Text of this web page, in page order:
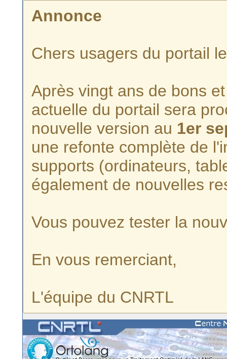
Annonce
Chers usagers du portail
Après vingt ans de bons
actuelle du portail sera
nouvelle version au 1er
une refonte complète de
supports (ordinateurs,
également de nouvelles
Vous pouvez tester la
En vous remerciant,
L'équipe du CNRTL